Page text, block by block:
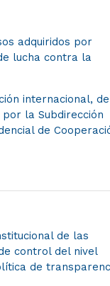
adquiridos por
lucha contra la
internacional, de
la Subdirección
de
de las
control del nivel
de